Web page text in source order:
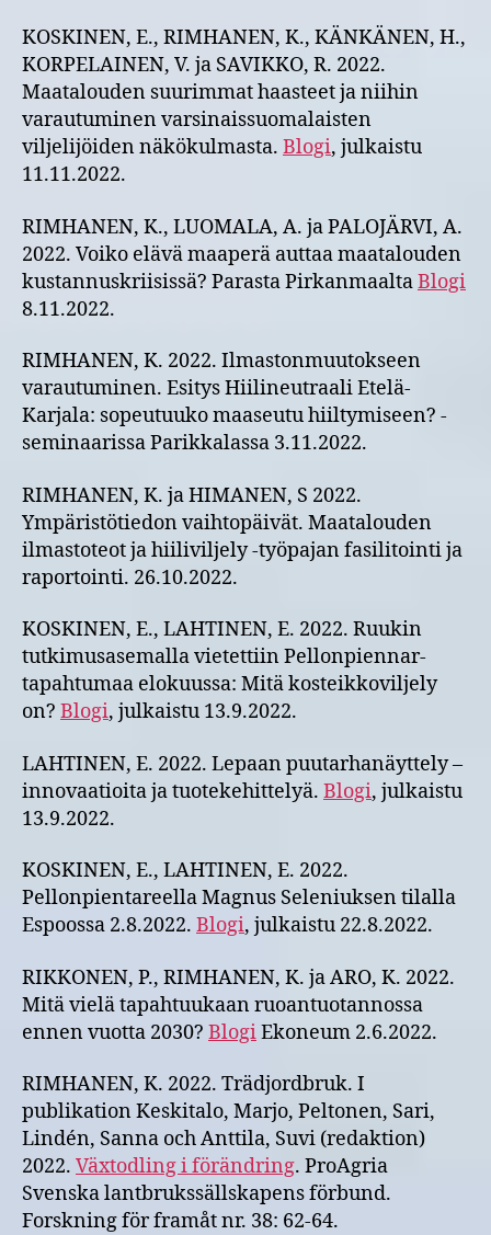
KOSKINEN, E., RIMHANEN, K., KÄNKÄNEN, H.,
KORPELAINEN, V. ja SAVIKKO, R. 2022.
Maatalouden suurimmat haasteet ja niihin
varautuminen varsinaissuomalaisten
viljelijöiden näkökulmasta. Blogi, julkaistu
11.11.2022​.
RIMHANEN, K., LUOMALA, A. ja PALOJÄRVI, A.
2022. Voiko elävä maaperä auttaa maatalouden
kustannuskriisissä? Parasta PirkanmaaltaBlogi
8.11.2022.
RIMHANEN, K. 2022. Ilmastonmuutokseen
varautuminen. Esitys Hiilineutraali Etelä-
Karjala: sopeutuuko maaseutu hiiltymiseen? -
seminaarissa Parikkalassa 3.11.2022.​
RIMHANEN, K. ja HIMANEN, S 2022.
Ympäristötiedon vaihtopäivät. Maatalouden
ilmastoteot ja hiiliviljely -työpajan fasilitointi ja
raportointi. 26.10.2022.
KOSKINEN, E., LAHTINEN, E. 2022. Ruukin
tutkimusasemalla vietettiin Pellonpiennar-
tapahtumaa elokuussa: Mitä kosteikkoviljely
on? Blogi, julkaistu 13.9.2022.
LAHTINEN, E. 2022. Lepaan puutarhanäyttely –
innovaatioita ja tuotekehittelyä. Blogi, julkaistu
13.9.2022.
KOSKINEN, E., LAHTINEN, E. 2022.
Pellonpientareella Magnus Seleniuksen tilalla
Espoossa 2.8.2022. Blogi, julkaistu 22.8.2022.
RIKKONEN, P., RIMHANEN, K. ja ARO, K. 2022.
Mitä vielä tapahtuukaan ruoantuotannossa
ennen vuotta 2030? BlogiEkoneum 2.6.2022.
RIMHANEN, K. 2022. Trädjordbruk. I
publikation Keskitalo, Marjo, Peltonen, Sari,
Lindén, Sanna och Anttila, Suvi (redaktion)
2022. Växtodling i förändring. ProAgria
Svenska lantbrukssällskapens förbund.
Forskning för framåt nr. 38: 62-64.